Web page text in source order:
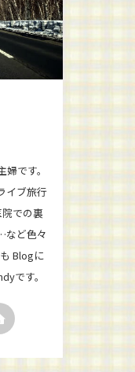
です。
イブ旅行
での裏
など色々
Blogに
です。